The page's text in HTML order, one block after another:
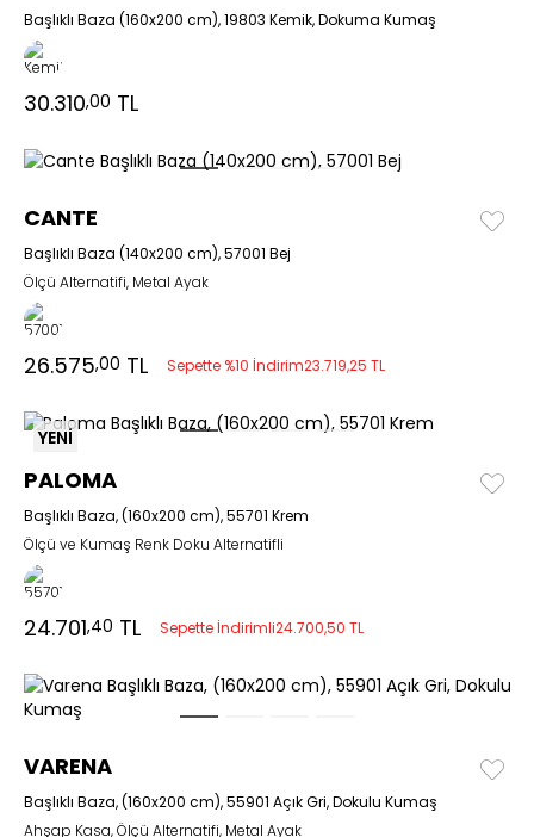
Başlıklı Baza (160x200 cm), 19803 Kemik, Dokuma Kumaş
30.310,00 TL
CANTE
Başlıklı Baza (140x200 cm), 57001 Bej
Ölçü Alternatifi, Metal Ayak
26.575,00 TL Sepette %10 İndirim23.719,25 TL
YENİ
PALOMA
Başlıklı Baza, (160x200 cm), 55701 Krem
Ölçü ve Kumaş Renk Doku Alternatifli
24.701,40 TL Sepette İndirimli24.700,50 TL
VARENA
Başlıklı Baza, (160x200 cm), 55901 Açık Gri, Dokulu Kumaş
Ahşap Kasa, Ölçü Alternatifi, Metal Ayak